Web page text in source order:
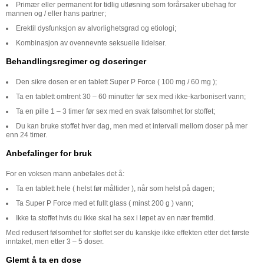
Primær eller permanent for tidlig utløsning som forårsaker ubehag for
mannen og / eller hans partner;
Erektil dysfunksjon av alvorlighetsgrad og etiologi;
Kombinasjon av ovennevnte seksuelle lidelser.
Behandlingsregimer og doseringer
Den sikre dosen er en tablett Super P Force ( 100 mg / 60 mg );
Ta en tablett omtrent 30 – 60 minutter før sex med ikke-karbonisert vann;
Ta en pille 1 – 3 timer før sex med en svak følsomhet for stoffet;
Du kan bruke stoffet hver dag, men med et intervall mellom doser på mer
enn 24 timer.
Anbefalinger for bruk
For en voksen mann anbefales det å:
Ta en tablett hele ( helst før måltider ), når som helst på dagen;
Ta Super P Force med et fullt glass ( minst 200 g ) vann;
Ikke ta stoffet hvis du ikke skal ha sex i løpet av en nær fremtid.
Med redusert følsomhet for stoffet ser du kanskje ikke effekten etter det første
inntaket, men etter 3 – 5 doser.
Glemt å ta en dose